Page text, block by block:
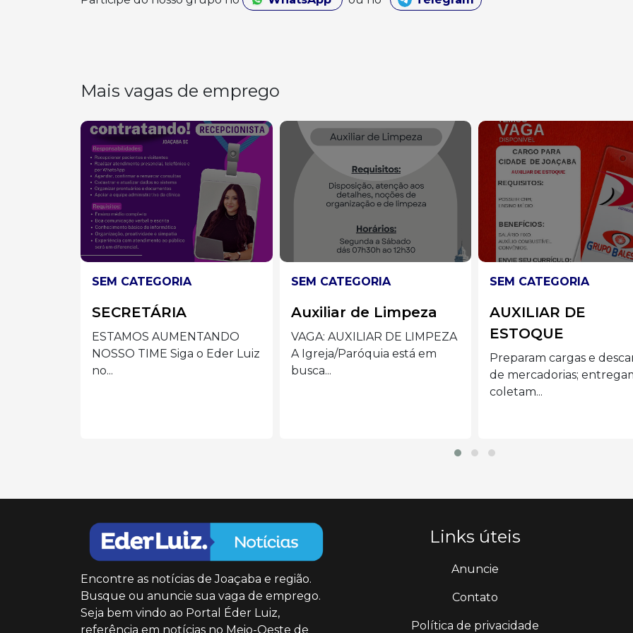
Mais vagas de emprego
SEM CATEGORIA
Auxiliar de Limpeza
VAGA: AUXILIAR DE LIMPEZA
A Igreja/Paróquia está em
busca...
SEM CATEGORIA
AUXILIAR DE
ESTOQUE
Preparam cargas e descargas
de mercadorias; entregam e
SEM CATEGORIA
Auxiliar de
Preferencialmente
acima de 40 anos com
disponibilidade de...
Encontre as notícias de Joaçaba e região.
Busque ou anuncie sua vaga de emprego.
Seja bem vindo ao Portal Éder Luiz,
referência em notícias no Meio-Oeste de
Links úteis
Anuncie
Contato
Política de privacidade